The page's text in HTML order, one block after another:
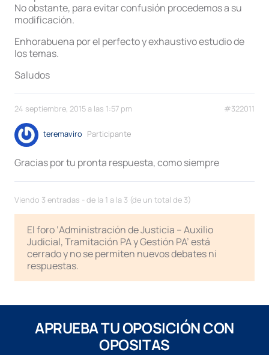
No obstante, para evitar confusión procedemos a su
modificación.
Enhorabuena por el perfecto y exhaustivo estudio de
los temas.
Saludos
24 septiembre, 2015 a las 1:57 pm #322011
teremaviro Participante
Gracias por tu pronta respuesta, como siempre
Viendo 3 entradas - de la 1 a la 3 (de un total de 3)
El foro ‘Administración de Justicia – Auxilio
Judicial, Tramitación PA y Gestión PA’ está
cerrado y no se permiten nuevos debates ni
respuestas.
APRUEBA TU OPOSICIÓN CON
OPOSITAS